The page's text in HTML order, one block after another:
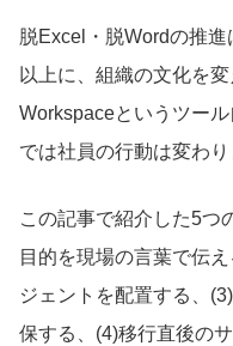
脱Excel・脱Wordの推
以上に、組織の文化を
Workspaceというツー
では社員の行動は変わり
この記事で紹介した5つ
目的を現場の言葉で伝
ジェントを配置する、
保する、(4)移行直後の